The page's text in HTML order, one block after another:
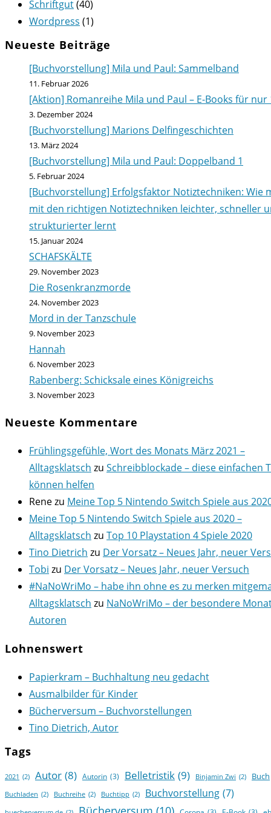
Schriftgut(40)
Wordpress (1)
Neueste Beiträge
[Buchvorstellung] Mila und Paul: Sammelband
11. Februar 2026
[Aktion] Romanreihe Mila und Paul – E-Books für nur
3. Dezember 2024
[Buchvorstellung] Marions Delfingeschichten
13. März 2024
[Buchvorstellung] Mila und Paul: Doppelband 1
5. Februar 2024
[Buchvorstellung] Erfolgsfaktor Notiztechniken: Wie
mit den richtigen Notiztechniken leichter, schneller
strukturierter lernt
15. Januar 2024
SCHAFSKÄLTE
29. November 2023
Die Rosenkranzmorde
24. November 2023
Mord in der Tanzschule
9. November 2023
Hannah
6. November 2023
Rabenberg: Schicksale eines Königreichs
3. November 2023
Neueste Kommentare
Frühlingsgefühle, Wort des Monats März 2021 –
Alltagsklatsch zu Schreibblockade – diese einfachen
können helfen
Renezu Meine Top 5 Nintendo Switch Spiele aus
Meine Top 5 Nintendo Switch Spiele aus 2020 –
Alltagsklatsch zu Top 10 Playstation 4 Spiele 2020
Tino Dietrich zu Der Vorsatz – Neues Jahr, neuer
Tobi zu Der Vorsatz – Neues Jahr, neuer Versuch
#NaNoWriMo – habe ihn ohne es zu merken
Alltagsklatsch zu NaNoWriMo – der besondere
Autoren
Lohnenswert
Papierkram – Buchhaltung neu gedacht
Ausmalbilder für Kinder
Bücherversum – Buchvorstellungen
Tino Dietrich, Autor
Tags
2021 (2) Autor (8) Autorin (3) Belletristik (9) Binjamin Zwi (2) Buch
Buchladen (2) Buchreihe (2) Buchtipp (2) Buchvorstellung (7)